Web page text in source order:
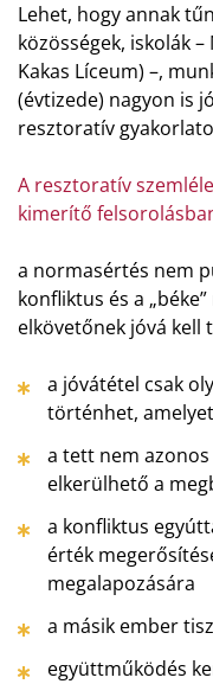
Lehet, hogy annak
közösségek, iskolák
Kakas Líceum) –,
(évtizede) nagyon is
resztoratív
A resztoratív
kimerítő
a normasértés nem
konfliktus és a
elkövetőnek jóvá kell
a jóvátétel csak
történhet,
a tett nem azonos
elkerülhető a
a konfliktus
érték
megalapozására
a másik ember
együttműködés